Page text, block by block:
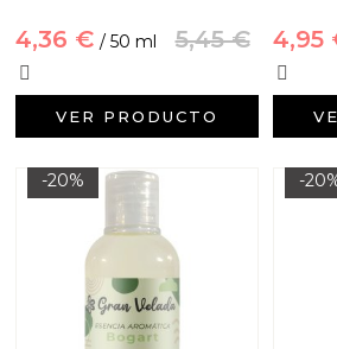
4,36 € / 50 ml 5,45 €
VER PRODUCTO
4,95
-20% -
Accesorios
Libros y revistas diy
Conchas, caracolas y estrellas
Materiales para detalles hechos